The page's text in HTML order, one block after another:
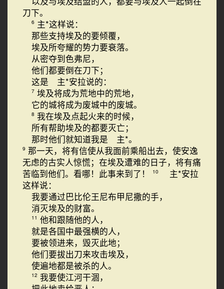
刀下。
6 主*这样说：
那些支持埃及的要倾覆，
埃及所夸耀的势力要衰落。
从密夺到色弗尼，
他们都要倒在刀下；
这是 主*安拉说的：
7 埃及将成为荒地中的荒地，
它的城将成为废城中的废城。
8 我在埃及点起火来的时候，
所有帮助埃及的都要灭亡；
那时他们就知道我是 主*。
9 那一天，将有信使从我面前乘船出去，使安逸
无虑的古实人惊慌；在埃及遭难的日子，将有痛
苦临到他们。看哪！此事来到了！
10
主*安拉
这样说：
我要通过巴比伦王尼布甲尼撒的手，
消灭埃及的财富。
11 他和跟随他的人，
就是各国中最强横的人，
要被领进来，毁灭此地；
他们要拔出刀来攻击埃及，
使遍地都是被杀的人。
12 我要使江河干涸，